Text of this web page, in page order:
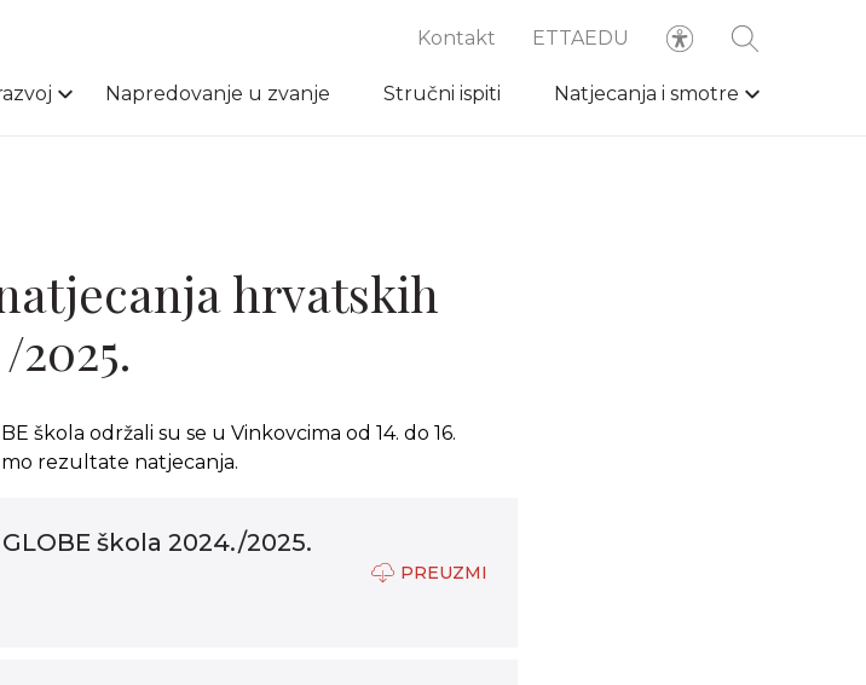
Kontakt ETTAEDU
Napredovanje u zvanje Stručni ispiti Natjecanja i smotre
hrvatskih
2025.
škola održali su se u Vinkovcima od 14. do 16.
rezultate natjecanja.
škola 2024./2025.
PREUZMI